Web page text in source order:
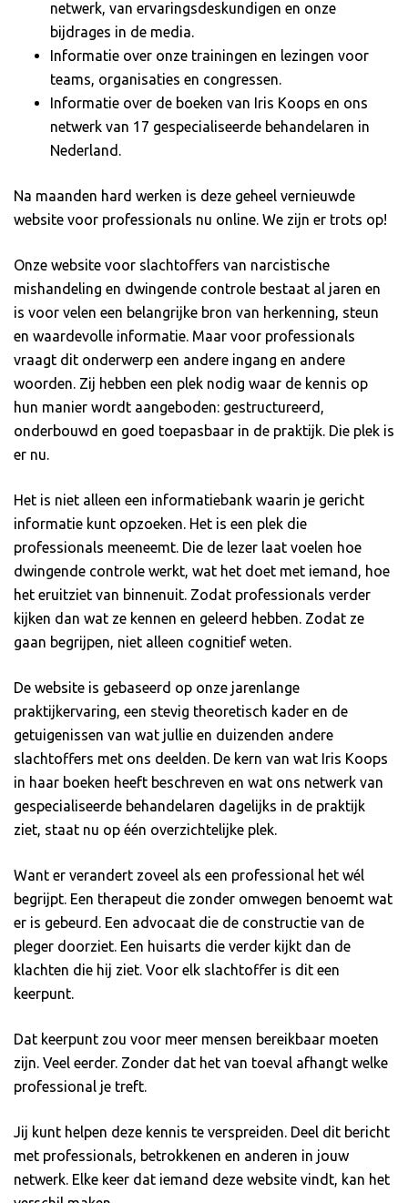
netwerk, van ervaringsdeskundigen en onze
bijdrages in de media.
Informatie over onze trainingen en lezingen voor
teams, organisaties en congressen.
Informatie over de boeken van Iris Koops en ons
netwerk van 17 gespecialiseerde behandelaren in
Nederland.
Na maanden hard werken is deze geheel vernieuwde
website voor professionals nu online. We zijn er trots op!
Onze website voor slachtoffers van narcistische
mishandeling en dwingende controle bestaat al jaren en
is voor velen een belangrijke bron van herkenning, steun
en waardevolle informatie. Maar voor professionals
vraagt dit onderwerp een andere ingang en andere
woorden. Zij hebben een plek nodig waar de kennis op
hun manier wordt aangeboden: gestructureerd,
onderbouwd en goed toepasbaar in de praktijk. Die plek is
er nu.
Het is niet alleen een informatiebank waarin je gericht
informatie kunt opzoeken. Het is een plek die
professionals meeneemt. Die de lezer laat voelen hoe
dwingende controle werkt, wat het doet met iemand, hoe
het eruitziet van binnenuit. Zodat professionals verder
kijken dan wat ze kennen en geleerd hebben. Zodat ze
gaan begrijpen, niet alleen cognitief weten.
De website is gebaseerd op onze jarenlange
praktijkervaring, een stevig theoretisch kader en de
getuigenissen van wat jullie en duizenden andere
slachtoffers met ons deelden. De kern van wat Iris Koops
in haar boeken heeft beschreven en wat ons netwerk van
gespecialiseerde behandelaren dagelijks in de praktijk
ziet, staat nu op één overzichtelijke plek.
Want er verandert zoveel als een professional het wél
begrijpt. Een therapeut die zonder omwegen benoemt wat
er is gebeurd. Een advocaat die de constructie van de
pleger doorziet. Een huisarts die verder kijkt dan de
klachten die hij ziet. Voor elk slachtoffer is dit een
keerpunt.
Dat keerpunt zou voor meer mensen bereikbaar moeten
zijn. Veel eerder. Zonder dat het van toeval afhangt welke
professional je treft.
Jij kunt helpen deze kennis te verspreiden. Deel dit bericht
met professionals, betrokkenen en anderen in jouw
netwerk. Elke keer dat iemand deze website vindt, kan het